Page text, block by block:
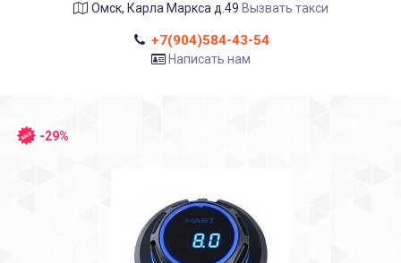
Омск, Карла Маркса д.49 Вызвать такси
+7(904)584-43-54
Написать нам
-29%